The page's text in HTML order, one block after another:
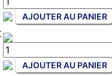
AJOUTER AU PANIER
AJOUTER AU PANIER